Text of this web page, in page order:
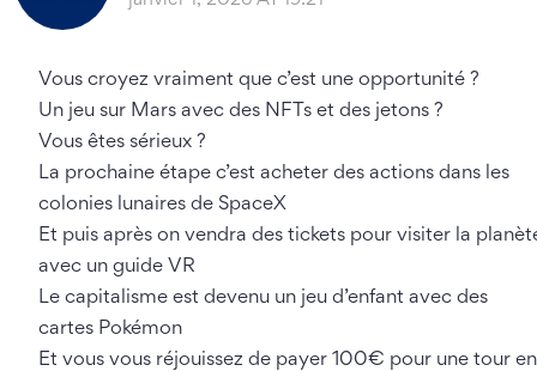
Vous croyez vraiment que c’est une opportunité ?
Un jeu sur Mars avec des NFTs et des jetons ?
Vous êtes sérieux ?
La prochaine étape c’est acheter des actions dans les
colonies lunaires de SpaceX
Et puis après on vendra des tickets pour visiter la
avec un guide VR
Le capitalisme est devenu un jeu d’enfant avec des
cartes Pokémon
Et vous vous réjouissez de payer 100€ pour une tour en